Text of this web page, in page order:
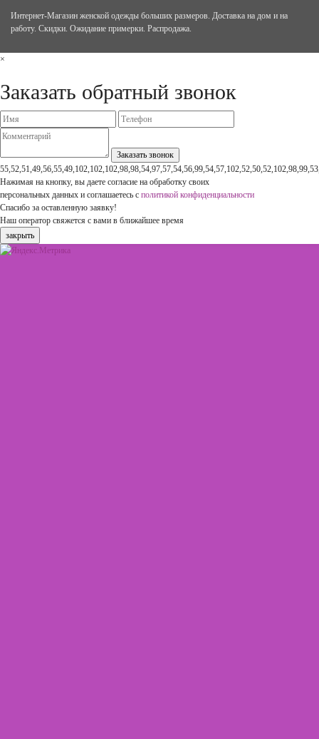
Интернет-Магазин женской одежды больших размеров. Доставка на дом и на
работу. Скидки. Ожидание примерки. Распродажа.
×
Заказать обратный звонок
Нажимая на кнопку, вы даете согласие на обработку своих
персональных данных и соглашаетесь с политикой конфиденциальности
Спасибо за оставленную заявку!
Наш оператор свяжется с вами в ближайшее время
закрыть